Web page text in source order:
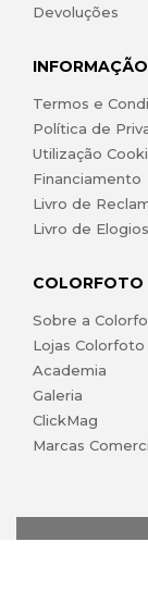
Devoluções
Termos e
Política de
Utilização
Financiamento
Livro de
Livro de Elogios
COLORFOTO
Sobre a
Lojas Colorfoto
Academia
Galeria
ClickMag
Marcas